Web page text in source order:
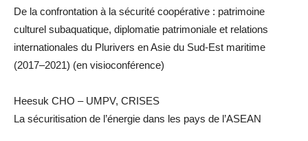
De la confrontation à la sécurité coopérative : patrimoine
culturel subaquatique, diplomatie patrimoniale et relations
internationales du Plurivers en Asie du Sud-Est maritime
(2017–2021) (en visioconférence)
Heesuk CHO – UMPV, CRISES
La sécuritisation de l’énergie dans les pays de l’ASEAN